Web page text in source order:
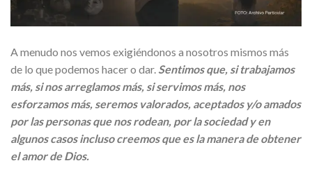
A menudo nos vemos exigiéndonos a nosotros mismos más
de lo que podemos hacer o dar. Sentimos que, si trabajamos
más, si nos arreglamos más, si servimos más, nos
esforzamos más, seremos valorados, aceptados y/o amados
por las personas que nos rodean, por la sociedad y en
algunos casos incluso creemos que es la manera de obtener
el amor de Dios.